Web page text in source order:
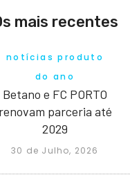
mais recentes
notícias produto
do ano
Betano e FC PORTO
renovam parceria até
2029
30 de Julho, 2026